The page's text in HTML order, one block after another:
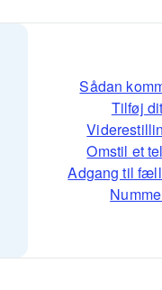
Sådan
Tilføj
Omstil et
Adgang til